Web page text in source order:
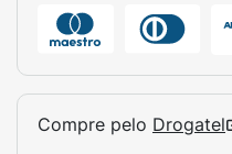
Compre pelo Drogatel